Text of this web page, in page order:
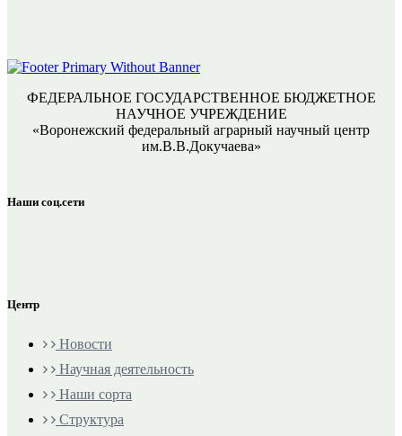
ФЕДЕРАЛЬНОЕ ГОСУДАРСТВЕННОЕ БЮДЖЕТНОЕ
НАУЧНОЕ УЧРЕЖДЕНИЕ
«Воронежский федеральный аграрный научный центр
им.В.В.Докучаева»
Наши соц.сети
Центр
Новости
Научная деятельность
Наши сорта
Структура